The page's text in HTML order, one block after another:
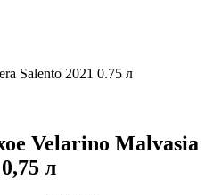
Salento 2021 0.75 л
Velarino Malvasia
0,75 л